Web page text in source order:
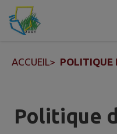
Contenu
ACCUEIL> POLITIQUE
Politique